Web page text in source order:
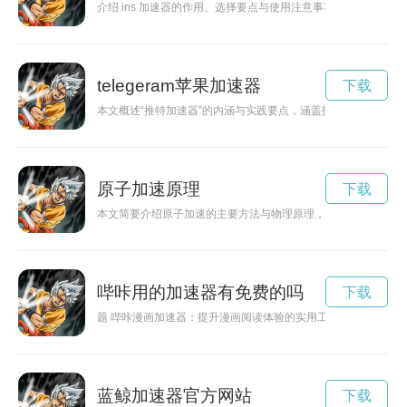
介绍 ins 加速器的作用、选择要点与使用注意事项，帮助用户在
telegeram苹果加速器
本文概述“推特加速器”的内涵与实践要点，涵盖技术优化、内
下载
原子加速原理
本文简要介绍原子加速的主要方法与物理原理，比较冷原子光
下载
哔咔用的加速器有免费的吗
题 哔咔漫画加速器：提升漫画阅读体验的实用工具# 关键词 哔
下载
蓝鲸加速器官方网站 下载